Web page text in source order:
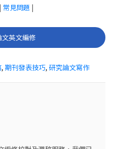
常見問題 |
文英文編修
, 期刊發表技巧, 研究論文寫作